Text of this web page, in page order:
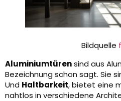
Bildquelle
Aluminiumtürensind aus
Bezeichnung schon sagt. Sie
Und Haltbarkeit, bietet eine
nahtlos in verschiedene